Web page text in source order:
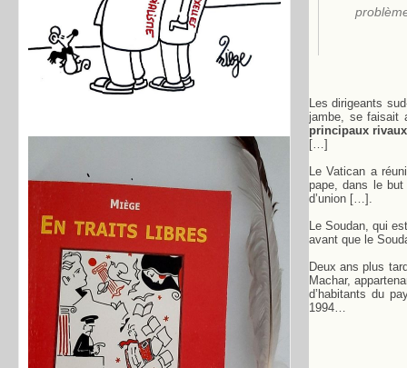
Les dirigeants
jambe, se faisait
principaux
[…]
Le Vatican a
pape, dans le but
d’union […].
Le Soudan, qui
avant que le
Deux ans plus
Machar,
d’habitants du
1994…